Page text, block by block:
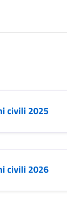
civili 2025
civili 2026